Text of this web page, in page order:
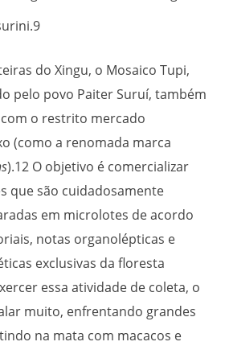
9
do Xingu, o Mosaico Tupi,
pelo povo Paiter Suruí, também
o restrito mercado
(como a renomada marca
).12 O objetivo é comercializar
que são cuidadosamente
em microlotes de acordo
notas organolépticas e
exclusivas da floresta
essa atividade de coleta, o
muito, enfrentando grandes
na mata com macacos e